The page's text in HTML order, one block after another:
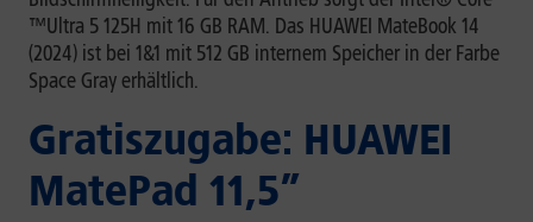
™Ultra 5 125H mit 16 GB RAM. Das HUAWEI MateBook 14
(2024) ist bei 1&1 mit 512 GB internem Speicher in der Farbe
Space Gray erhältlich.
Gratiszugabe: HUAWEI
MatePad 11,5”